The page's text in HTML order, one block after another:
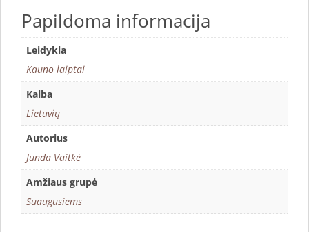
Papildoma informacija
Leidykla
Kauno laiptai
Kalba
Lietuvių
Autorius
Junda Vaitkė
Amžiaus grupė
Suaugusiems